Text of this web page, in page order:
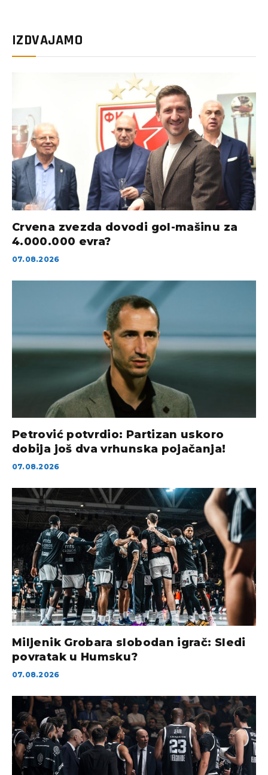
IZDVAJAMO
Crvena zvezda dovodi gol-mašinu za
4.000.000 evra?
07.08.2026
Petrović potvrdio: Partizan uskoro
dobija još dva vrhunska pojačanja!
07.08.2026
Miljenik Grobara slobodan igrač: Sledi
povratak u Humsku?
07.08.2026